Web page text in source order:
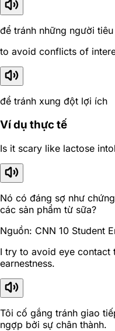
để tránh những người
to avoid conflicts of
để tránh xung đột lợi ích
Ví dụ thực tế
Is it scary like lactose
Nó có đáng sợ như
các sản phẩm từ sữa?
Nguồn: CNN 10 Student
I try to avoid eye
earnestness.
Tôi cố gắng tránh giao
ngợp bởi sự chân thành.